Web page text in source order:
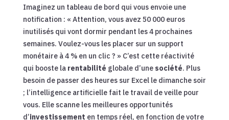
Imaginez un tableau de bord qui vous envoie une
notification : « Attention, vous avez 50 000 euros
inutilisés qui vont dormir pendant les 4 prochaines
semaines. Voulez-vous les placer sur un support
monétaire à 4 % en un clic ? » C’est cette réactivité
qui booste la rentabilité globale d’une société. Plus
besoin de passer des heures sur Excel le dimanche soir
; l’intelligence artificielle fait le travail de veille pour
vous. Elle scanne les meilleures opportunités
d’investissement en temps réel, en fonction de votre